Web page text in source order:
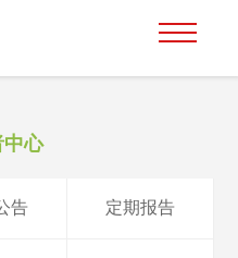
中心
告 定期报告